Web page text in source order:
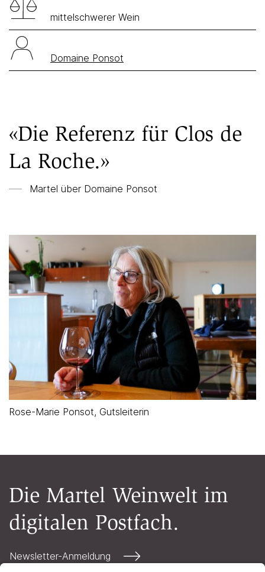
mittelschwerer Wein
Domaine Ponsot
«Die Referenz für Clos de
La Roche.»
Martel über Domaine Ponsot
Rose-Marie Ponsot, Gutsleiterin
Die Martel Weinwelt im
digitalen Postfach.
Newsletter-Anmeldung